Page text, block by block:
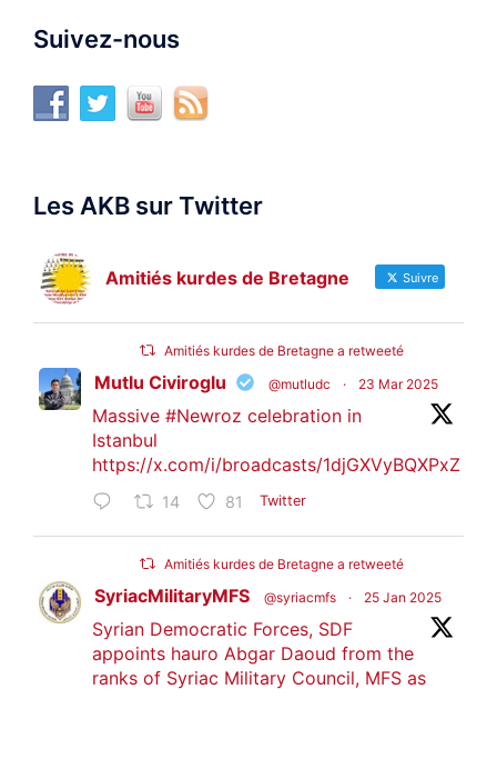
Suivez-nous
Les AKB sur Twitter
Amitiés kurdes de Bretagne Suivre
Amitiés kurdes de Bretagne a retweeté
Mutlu Civiroglu @mutludc · 23 Mar 2025
Massive #Newroz celebration in
Istanbul
https://x.com/i/broadcasts/1djGXVyBQXPxZ
14 81 Twitter
Amitiés kurdes de Bretagne a retweeté
SyriacMilitaryMFS @syriacmfs · 25 Jan 2025
Syrian Democratic Forces, SDF
appoints hauro Abgar Daoud from the
ranks of Syriac Military Council, MFS as